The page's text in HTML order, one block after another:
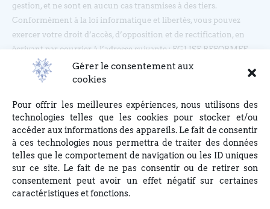
Gérer le consentement aux
cookies
Pour offrir les meilleures expériences, nous utilisons des
technologies telles que les cookies pour stocker et/ou
accéder aux informations des appareils. Le fait de consentir
à ces technologies nous permettra de traiter des données
telles que le comportement de navigation ou les ID uniques
sur ce site. Le fait de ne pas consentir ou de retirer son
consentement peut avoir un effet négatif sur certaines
caractéristiques et fonctions.
gestion, et ne sont en aucun cas transmises à des tiers.
Conformément à la loi informatique et libertés, vous pouvez
exercer votre droit d’accès, d’opposition et de rectification, en
écrivant par courrier à l’adresse suivante : EGLISE REFORMEE
DU BOUCLIER, 4 rue du Bouclier, 67000 STRASBOURG ou en
écrivant à eglise(at)lebouclier.fr
Je m'abonne